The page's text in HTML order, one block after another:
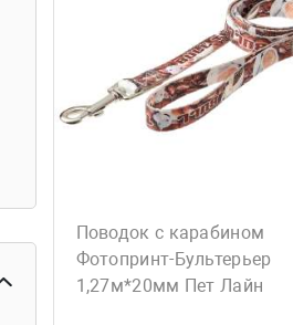
Поводок с карабином
Фотопринт-Бультерьер
1,27м*20мм Пет Лайн